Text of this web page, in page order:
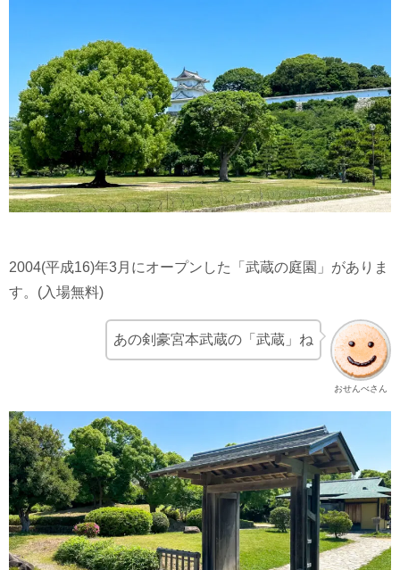
2004(平成16)年3月にオープンした「武蔵の庭園」がありま
す。(入場無料)
おせんべさん
あの剣豪宮本武蔵の「武蔵」ね